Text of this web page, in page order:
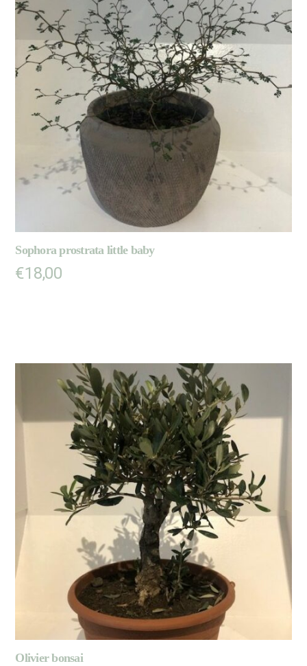
Sophora prostrata little baby
€18,00
Olivier bonsai